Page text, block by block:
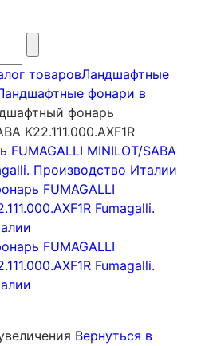
товаровЛандшафтные
фонари в
фонарь
K22.111.000.AXF1R
Вернуться в